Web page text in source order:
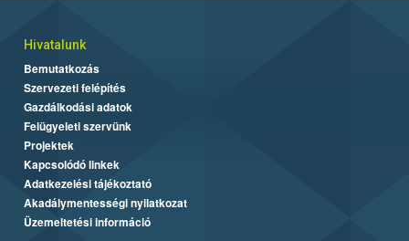
Hivatalunk
Bemutatkozás
Szervezeti felépítés
Gazdálkodási adatok
Felügyeleti szervünk
Projektek
Kapcsolódó linkek
Adatkezelési tájékoztató
Akadálymentességi nyilatkozat
Üzemeltetési információ